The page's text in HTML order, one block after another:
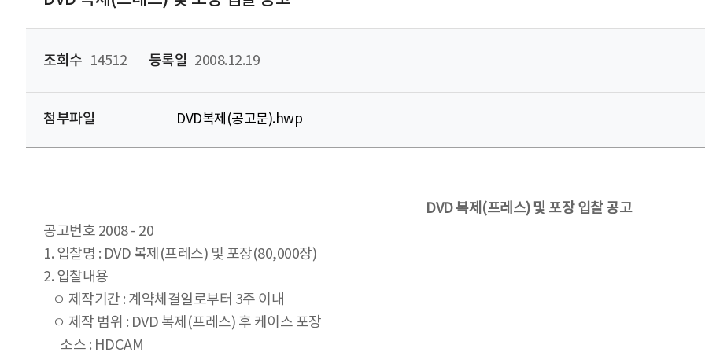
조회수 14512 등록일 2008.12.19
첨부파일 DVD복제(공고문).hwp
DVD 복제(프레스) 및 포장 입찰 공고
공고번호 2008 - 20
1. 입찰명 : DVD 복제(프레스) 및 포장(80,000장)
2. 입찰내용
ㅇ 제작기간 : 계약체결일로부터 3주 이내
ㅇ 제작 범위 : DVD 복제(프레스) 후 케이스 포장
소스 : HDCAM